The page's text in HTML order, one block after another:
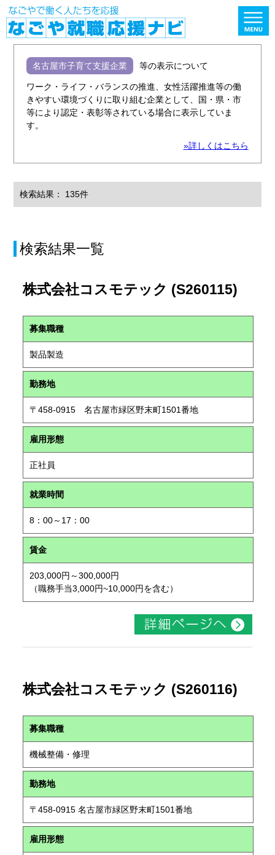
名古屋市子育て支援企業 等の表示について
ワーク・ライフ・バランスの推進、女性活躍推進等の働
きやすい環境づくりに取り組む企業として、国・県・市
等により認定・表彰等されている場合に表示していま
す。
»詳しくはこちら
検索結果： 135件
検索結果一覧
株式会社コスモテック (S260115)
募集職種
製品製造
勤務地
〒458-0915 名古屋市緑区野末町1501番地
雇用形態
正社員
就業時間
8：00～17：00
賃金
203,000円～300,000円
（職務手当3,000円~10,000円を含む）
株式会社コスモテック (S260116)
募集職種
機械整備・修理
勤務地
〒458-0915 名古屋市緑区野末町1501番地
雇用形態